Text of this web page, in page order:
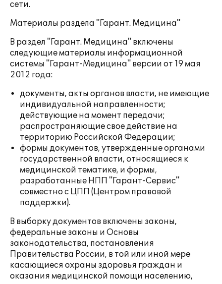
сети.
Материалы раздела "Гарант. Медицина"
В раздел "Гарант. Медицина" включены
следующие материалы информационной
системы "Гарант-Медицина" версии от 19 мая
2012 года:
документы, акты органов власти, не имеющие
индивидуальной направленности;
действующие на момент передачи;
распространяющие свое действие на
территорию Российской Федерации;
формы документов, утвержденные органами
государственной власти, относящиеся к
медицинской тематике, и формы,
разработанные НПП "Гарант-Сервис"
совместно с ЦПП (Центром правовой
поддержки).
В выборку документов включены законы,
федеральные законы и Основы
законодательства, постановления
Правительства России, в той или иной мере
касающиеся охраны здоровья граждан и
оказания медицинской помощи населению,